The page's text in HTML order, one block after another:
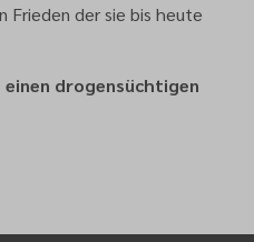
Frieden der sie bis heute
drogensüchtigen